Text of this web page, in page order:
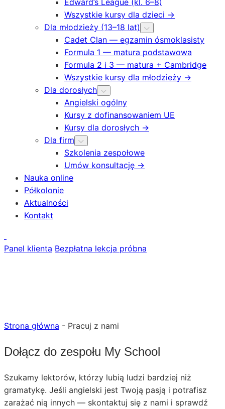
Edward’s League (kl. 6–8)
Wszystkie kursy dla dzieci →
Dla młodzieży (13–18 lat)
Cadet Clan — egzamin ósmoklasisty
Formula 1 — matura podstawowa
Formula 2 i 3 — matura + Cambridge
Wszystkie kursy dla młodzieży →
Dla dorosłych
Angielski ogólny
Kursy z dofinansowaniem UE
Kursy dla dorosłych →
Dla firm
Szkolenia zespołowe
Umów konsultację →
Nauka online
Półkolonie
Aktualności
Kontakt
Panel klienta Bezpłatna lekcja próbna
Strona główna - Pracuj z nami
Dołącz do zespołu My School
Szukamy lektorów, którzy lubią ludzi bardziej niż
gramatykę. Jeśli angielski jest Twoją pasją i potrafisz
zarażać nią innych — skontaktuj się z nami i sprawdź